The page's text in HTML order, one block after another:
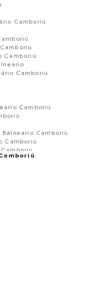
Camboriú
Camboriú
Camboriú
Camboriú
Camboriú
Camboriú
Camborií
CAMBORIU
Cam
Camboriú
Camboriú
Camboriú
Camboriú
Camboriú